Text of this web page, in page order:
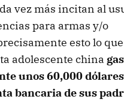
vez más incitan al
para armas y/o
esto lo
adolescente china
unos 60,000
bancaria de sus